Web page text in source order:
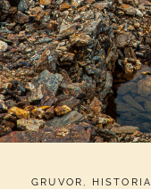
CATEGORIES:
GRUVOR , HISTORIA